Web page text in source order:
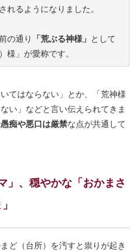
れるようになりました。
の通り 「荒ぶる神様」 として
様」が愛称です。
てはならない」とか、「荒神様
い」などと言い伝えられてきま
愚痴や悪口は厳禁な点が共通して
」、穏やかな「おかまさ
ど（台所）を汚すと祟りが起き